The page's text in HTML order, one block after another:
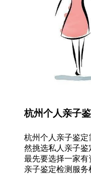
杭州个人亲子
杭州个人亲子鉴定
然挑选私人亲子鉴
最先要选择一家
亲子鉴定检测服